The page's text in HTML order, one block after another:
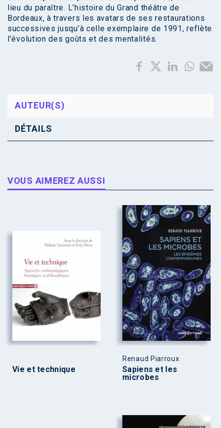
lieu du paraître. L’histoire du Grand théâtre de
Bordeaux, à travers les avatars de ses restaurations
successives jusqu’à celle exemplaire de 1991, reflète
l’évolution des goûts et des mentalités.
AUTEUR(S)
DÉTAILS
VOUS AIMEREZ AUSSI
Vie et technique
Renaud Piarroux
Sapiens et les
microbes